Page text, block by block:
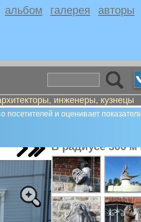
альбом галерея авторы
инженеры, кузнецы
и оценивает
В радиусе 300 м